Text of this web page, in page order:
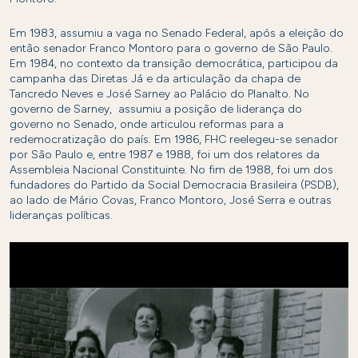
Em 1983, assumiu a vaga no Senado Federal, após a eleição do
então senador Franco Montoro para o governo de São Paulo.
Em 1984, no contexto da transição democrática, participou da
campanha das Diretas Já e da articulação da chapa de
Tancredo Neves e José Sarney ao Palácio do Planalto. No
governo de Sarney, assumiu a posição de liderança do
governo no Senado, onde articulou reformas para a
redemocratização do país. Em 1986, FHC reelegeu-se senador
por São Paulo e, entre 1987 e 1988, foi um dos relatores da
Assembleia Nacional Constituinte. No fim de 1988, foi um dos
fundadores do Partido da Social Democracia Brasileira (PSDB),
ao lado de Mário Covas, Franco Montoro, José Serra e outras
lideranças políticas.